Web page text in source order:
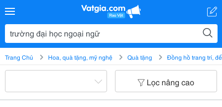
Trang Chủ Hoa, quà tặng, mỹ nghệ Quà tặng Đồng hồ trang trí,
Lọc nâng cao